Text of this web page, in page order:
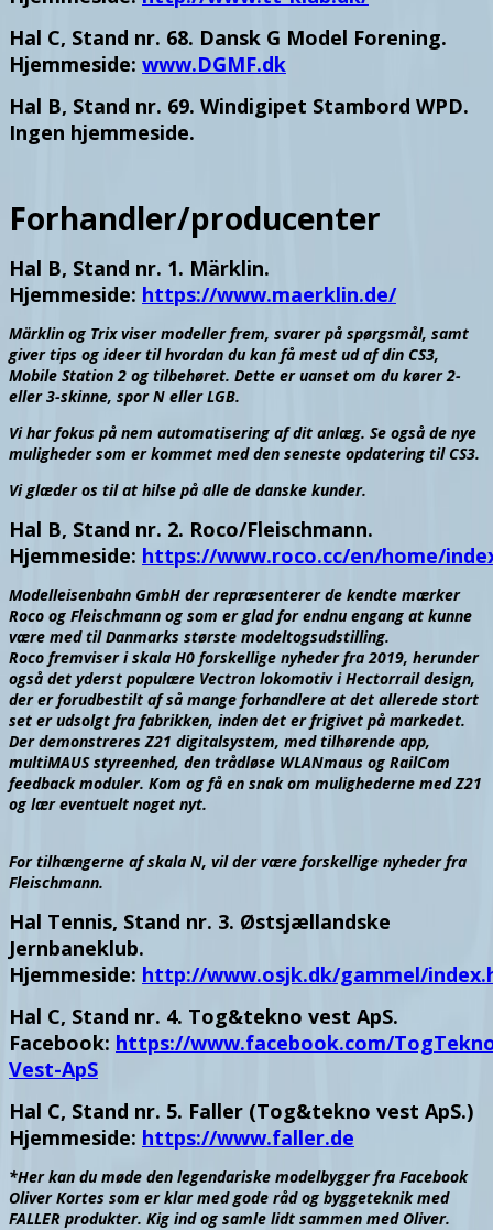
Hal C, Stand nr. 68. Dansk G Model Forening.
Hjemmeside: www.DGMF.dk
Hal B, Stand nr. 69. Windigipet Stambord WPD.
Ingen hjemmeside.
Forhandler/producenter
Hal B, Stand nr. 1. Märklin.
Hjemmeside: https://www.maerklin.de/
Märklin og Trix viser modeller frem, svarer på spørgsmål, samt
giver tips og ideer til hvordan du kan få mest ud af din CS3,
Mobile Station 2 og tilbehøret. Dette er uanset om du kører 2-
eller 3-skinne, spor N eller LGB.
Vi har fokus på nem automatisering af dit anlæg. Se også de nye
muligheder som er kommet med den seneste opdatering til CS3.
Vi glæder os til at hilse på alle de danske kunder.
Hal B, Stand nr. 2. Roco/Fleischmann.
Hjemmeside: https://www.roco.cc/en/home/
Modelleisenbahn GmbH der repræsenterer de kendte mærker
Roco og Fleischmann og som er glad for endnu engang at kunne
være med til Danmarks største modeltogsudstilling.
Roco fremviser i skala H0 forskellige nyheder fra 2019, herunder
også det yderst populære Vectron lokomotiv i Hectorrail design,
der er forudbestilt af så mange forhandlere at det allerede stort
set er udsolgt fra fabrikken, inden det er frigivet på markedet.
Der demonstreres Z21 digitalsystem, med tilhørende app,
multiMAUS styreenhed, den trådløse WLANmaus og RailCom
feedback moduler. Kom og få en snak om mulighederne med Z21
og lær eventuelt noget nyt.
For tilhængerne af skala N, vil der være forskellige nyheder fra
Fleischmann.
Hal Tennis, Stand nr. 3. Østsjællandske
Jernbaneklub.
Hjemmeside: http://www.osjk.dk/gammel/
Hal C, Stand nr. 4. Tog&tekno vest ApS.
Facebook: https://www.facebook.com/
Vest-ApS
Hal C, Stand nr. 5. Faller (Tog&tekno vest ApS.)
Hjemmeside: https://www.faller.de
*Her kan du møde den legendariske modelbygger fra Facebook
Oliver Kortes som er klar med gode råd og byggeteknik med
FALLER produkter. Kig ind og samle lidt sammen med Oliver.